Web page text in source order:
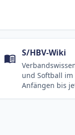
S/HBV-Wiki
und Softball
Anfängen bis